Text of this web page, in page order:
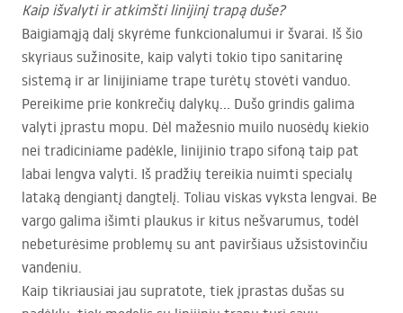
Kaip išvalyti ir atkimšti linijinį trapą duše?
Baigiamąją dalį skyrėme funkcionalumui ir švarai. Iš šio
skyriaus sužinosite, kaip valyti tokio tipo sanitarinę
sistemą ir ar linijiniame trape turėtų stovėti vanduo.
Pereikime prie konkrečių dalykų… Dušo grindis galima
valyti įprastu mopu. Dėl mažesnio muilo nuosėdų kiekio
nei tradiciniame padėkle, linijinio trapo sifoną taip pat
labai lengva valyti. Iš pradžių tereikia nuimti specialų
lataką dengiantį dangtelį. Toliau viskas vyksta lengvai. Be
vargo galima išimti plaukus ir kitus nešvarumus, todėl
nebeturėsime problemų su ant paviršiaus užsistovinčiu
vandeniu.
Kaip tikriausiai jau supratote, tiek įprastas dušas su